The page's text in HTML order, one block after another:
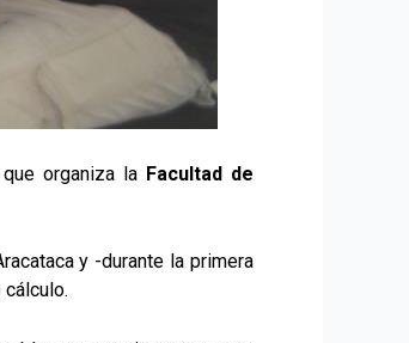
organiza la Facultad de
y -durante la primera